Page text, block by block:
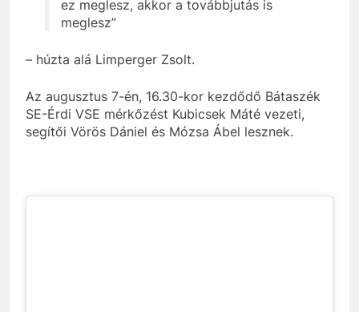
ez meglesz, akkor a továbbjutás is
meglesz”
– húzta alá Limperger Zsolt.
Az augusztus 7-én, 16.30-kor kezdődő Bátaszék
SE-Érdi VSE mérkőzést Kubicsek Máté vezeti,
segítői Vörös Dániel és Mózsa Ábel lesznek.